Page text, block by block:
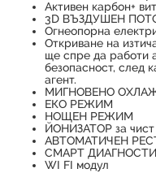
Активен карбон+
3D ВЪЗДУШЕН
Огнеопорна
Откриване на
ще спре да работи
безопасност, след
агент.
МИГНОВЕНО
ЕКО РЕЖИМ
НОЩЕН РЕЖИМ
ЙОНИЗАТОР за чист
АВТОМАТИЧЕН
СМАРТ
WI FI модул